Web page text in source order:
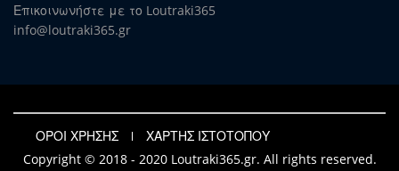
Επικοινωνήστε με το Loutraki365
info@loutraki365.gr
ΟΡΟΙ ΧΡΗΣΗΣ
ΧΑΡΤΗΣ ΙΣΤΟΤΟΠΟΥ
Copyright © 2018 - 2020 Loutraki365.gr. All rights reserved.